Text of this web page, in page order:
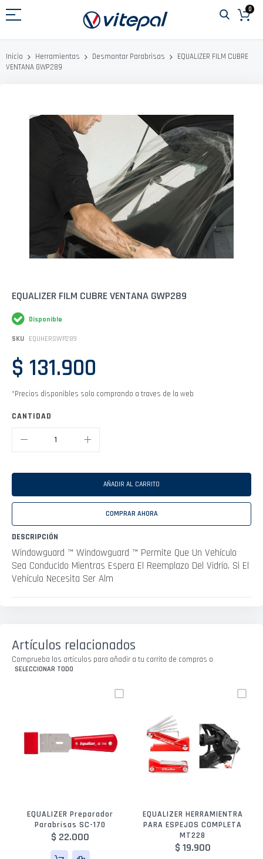
al
0
Inicio Herramientas Desmontar Parabrisas
EQUALIZER FILM CUBRE
VENTANA GWP289
Saltar
comienzo
de
galería
imágenes
EQUALIZER FILM CUBRE VENTANA GWP289
Disponible
SKU EQUHERGWP289
$ 131.900
*Precios disponibles solo comprando a traves de la web
CANTIDAD
AÑADIR AL CARRITO
COMPRAR AHORA
DESCRIPCIÓN
Windowguard ™ Windowguard ™ Permite Que Un Vehículo
Sea Conducido Mientras Espera El Reemplazo Del Vidrio. Si El
Vehículo Necesita Ser Alm
Artículos relacionados
Comprueba los artículos para añadir a tu carrito de compras o
SELECCIONAR TODO
EQUALIZER Preparador
Parabrisas SC-170
$ 22.000
EQUALIZER HERRAMIENTRA
PARA ESPEJOS COMPLETA
MT228
$ 19.900